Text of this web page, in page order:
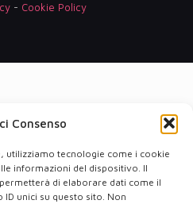
Consenso
utilizziamo tecnologie come i cookie
informazioni del dispositivo. Il
di elaborare dati come il
unici su questo sito. Non
- Cookie Policy